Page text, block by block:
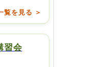
覧を見る ＞
習会